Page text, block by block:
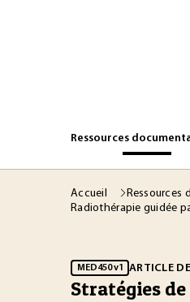
Ressources
Accueil Ressources
Radiothérapie guidée
MED450 v1 ARTICLE
Stratégies